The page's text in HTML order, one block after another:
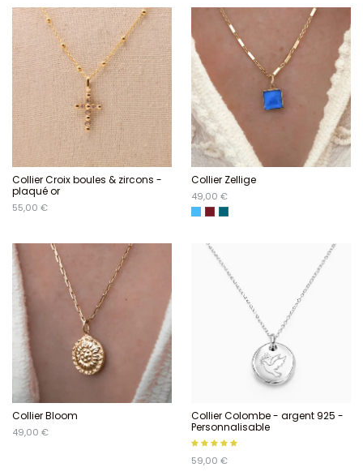
Collier Croix boules & zircons -
plaqué or
55,00 €
Collier Zellige
49,00 €
BleuPourpre - R
tempête
Collier Bloom
49,00 €
Collier Colombe - argent 925 -
Personnalisable
59,00 €